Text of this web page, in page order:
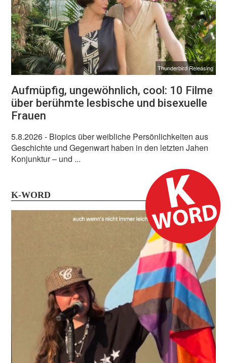
Thunderbird Releasing
Aufmüpfig, ungewöhnlich, cool: 10 Filme
über berühmte lesbische und bisexuelle
Frauen
5.8.2026- Biopics über weibliche Persönlichkeiten aus
Geschichte und Gegenwart haben in den letzten Jahen
Konjunktur – und ...
K-WORD